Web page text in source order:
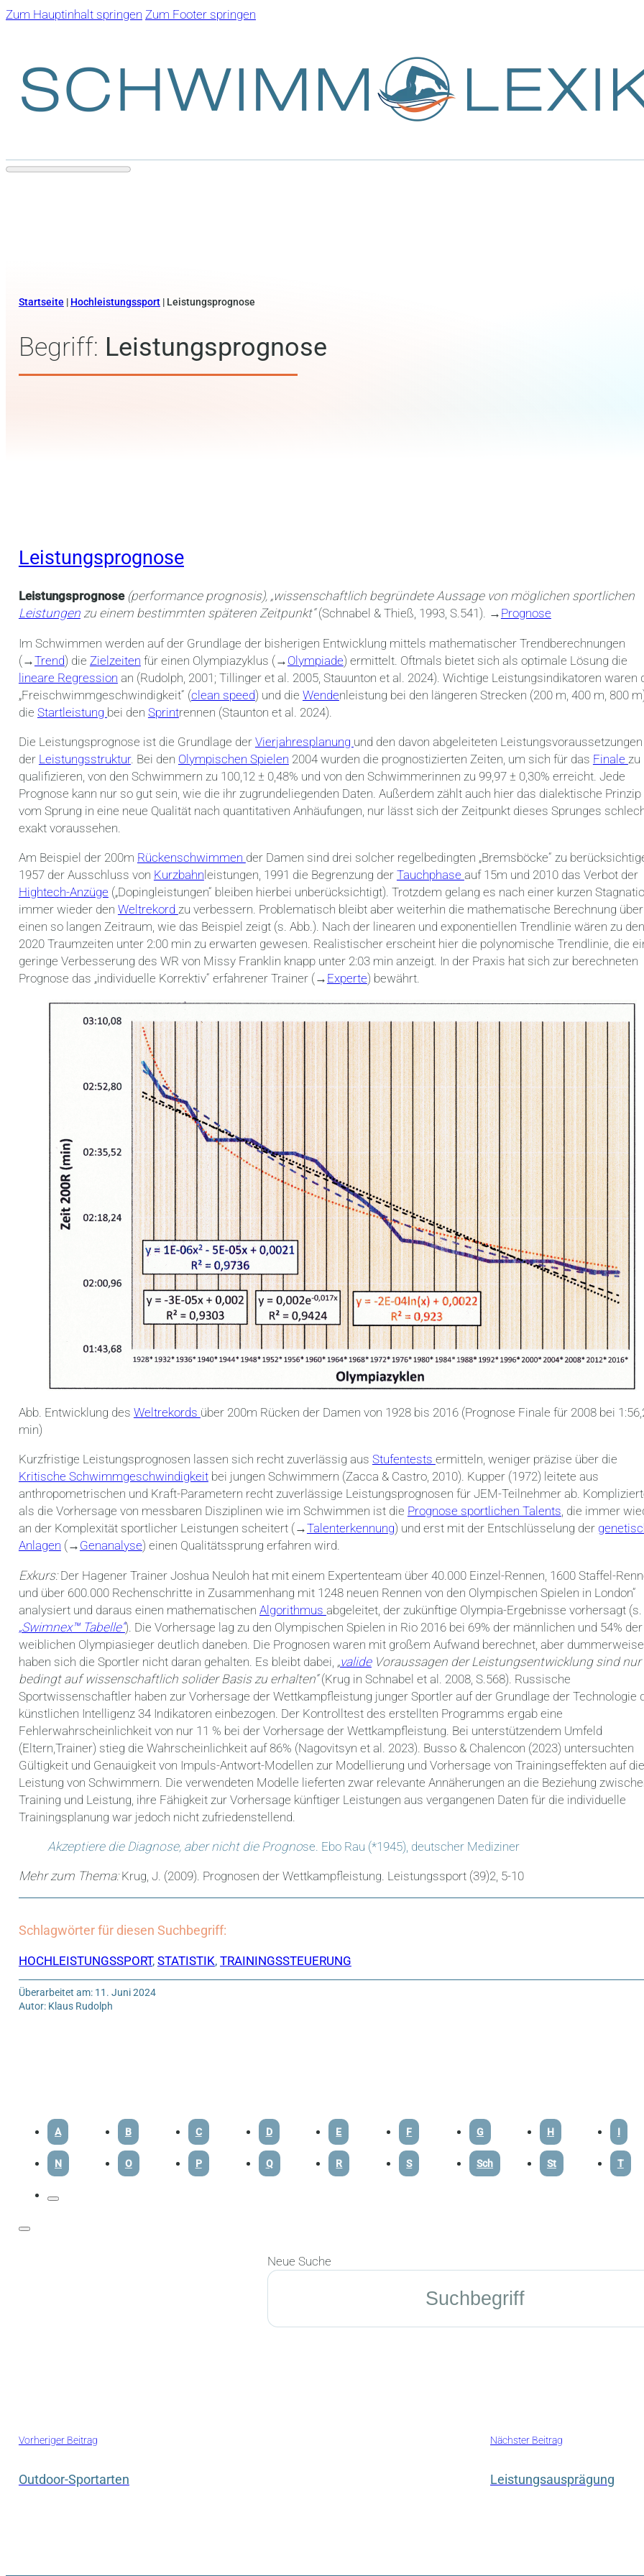
Zum Hauptinhalt springen Zum Footer springen
Startseite | Hochleistungssport| Leistungsprognose
Begriff: Leistungsprognose
Leistungsprognose
Leistungsprognose (performance prognosis), „wissenschaftlich begründete Aussage von möglichen sportlichen
Leistungenzu einem bestimmten späteren Zeitpunkt“(Schnabel & Thieß, 1993, S.541). → Prognose
Im Schwimmen werden auf der Grundlage der bisherigen Entwicklung mittels mathematischer Trendberechnungen
(→Trend) die Zielzeiten für einen Olympiazyklus (→ Olympiade) ermittelt. Oftmals bietet sich als optimale Lösung die
lineare Regression an (Rudolph, 2001; Tillinger et al. 2005, Stauunton et al. 2024). Wichtige Leistungsindikatoren waren
„Freischwimmgeschwindigkeit“ (clean speed) und die Wendenleistung bei den längeren Strecken (200 m, 400 m, 800
die Startleistung bei den Sprintrennen (Staunton et al. 2024).
Die Leistungsprognose ist die Grundlage der Vierjahresplanung und den davon abgeleiteten
der Leistungsstruktur. Bei den Olympischen Spielen 2004 wurden die prognostizierten Zeiten, um sich für das Finale zu
qualifizieren, von den Schwimmern zu 100,12 ± 0,48% und von den Schwimmerinnen zu 99,97 ± 0,30% erreicht. Jede
Prognose kann nur so gut sein, wie die ihr zugrundeliegenden Daten. Außerdem zählt auch hier das dialektische Prinzip
vom Sprung in eine neue Qualität nach quantitativen Anhäufungen, nur lässt sich der Zeitpunkt dieses Sprunges
exakt voraussehen.
Am Beispiel der 200m Rückenschwimmen der Damen sind drei solcher regelbedingten „Bremsböcke“ zu
1957 der Ausschluss von Kurzbahn leistungen, 1991 die Begrenzung der Tauchphase auf 15m und 2010 das Verbot der
Hightech-Anzüge („Dopingleistungen“ bleiben hierbei unberücksichtigt). Trotzdem gelang es nach einer kurzen
immer wieder den Weltrekord zu verbessern. Problematisch bleibt aber weiterhin die mathematische Berechnung über
einen so langen Zeitraum, wie das Beispiel zeigt (s. Abb.). Nach der linearen und exponentiellen Trendlinie wären zu
2020 Traumzeiten unter 2:00 min zu erwarten gewesen. Realistischer erscheint hier die polynomische Trendlinie, die
geringe Verbesserung des WR von Missy Franklin knapp unter 2:03 min anzeigt. In der Praxis hat sich zur berechneten
Prognose das „individuelle Korrektiv“ erfahrener Trainer (→ Experte) bewährt.
Abb. Entwicklung des Weltrekords über 200m Rücken der Damen von 1928 bis 2016 (Prognose Finale für 2008 bei
min)
Kurzfristige Leistungsprognosen lassen sich recht zuverlässig aus Stufentests ermitteln, weniger präzise über die
Kritische Schwimmgeschwindigkeitbei jungen Schwimmern (Zacca & Castro, 2010). Kupper (1972) leitete aus
anthropometrischen und Kraft-Parametern recht zuverlässige Leistungsprognosen für JEM-Teilnehmer ab.
als die Vorhersage von messbaren Disziplinen wie im Schwimmen ist die Prognose sportlichen Talents, die immer
an der Komplexität sportlicher Leistungen scheitert (→Talenterkennung) und erst mit der Entschlüsselung der
Anlagen (→ Genanalyse) einen Qualitätssprung erfahren wird.
Exkurs:Der Hagener Trainer Joshua Neuloh hat mit einem Expertenteam über 40.000 Einzel-Rennen, 1600 Staffel-
und über 600.000 Rechenschritte in Zusammenhang mit 1248 neuen Rennen von den Olympischen Spielen in London“
analysiert und daraus einen mathematischen Algorithmus abgeleitet, der zukünftige Olympia-Ergebnisse vorhersagt (s.
„Swimnex™ Tabelle“). Die Vorhersage lag zu den Olympischen Spielen in Rio 2016 bei 69% der männlichen und 54% der
weiblichen Olympiasieger deutlich daneben. Die Prognosen waren mit großem Aufwand berechnet, aber dummerweise
haben sich die Sportler nicht daran gehalten. Es bleibt dabei, „valideVoraussagen der Leistungsentwicklung sind nur
bedingt auf wissenschaftlich solider Basis zu erhalten“(Krug in Schnabel et al. 2008, S.568). Russische
Sportwissenschaftler haben zur Vorhersage der Wettkampfleistung junger Sportler auf der Grundlage der Technologie
künstlichen Intelligenz 34 Indikatoren einbezogen. Der Kontrolltest des erstellten Programms ergab eine
Fehlerwahrscheinlichkeit von nur 11 % bei der Vorhersage der Wettkampfleistung. Bei unterstützendem Umfeld
(Eltern,Trainer) stieg die Wahrscheinlichkeit auf 86% (Nagovitsyn et al. 2023). Busso & Chalencon (2023) untersuchten
Gültigkeit und Genauigkeit von Impuls-Antwort-Modellen zur Modellierung und Vorhersage von Trainingseffekten auf die
Leistung von Schwimmern. Die verwendeten Modelle lieferten zwar relevante Annäherungen an die Beziehung
Training und Leistung, ihre Fähigkeit zur Vorhersage künftiger Leistungen aus vergangenen Daten für die individuelle
Trainingsplanung war jedoch nicht zufriedenstellend.
Akzeptiere die Diagnose, aber nicht die Prognose. Ebo Rau (*1945), deutscher Mediziner
Mehr zum Thema:Krug, J. (2009). Prognosen der Wettkampfleistung. Leistungssport (39)2, 5-10
Schlagwörter für diesen Suchbegriff:
HOCHLEISTUNGSSPORT, STATISTIK, TRAININGSSTEUERUNG
Überarbeitet am: 11. Juni 2024
Autor: Klaus Rudolph
A B C D E F G H I
N O P Q R S Sch St T
Neue Suche
Suchen
Vorheriger Beitrag
Outdoor-Sportarten
Nächster Beitrag
Leistungsausprägung